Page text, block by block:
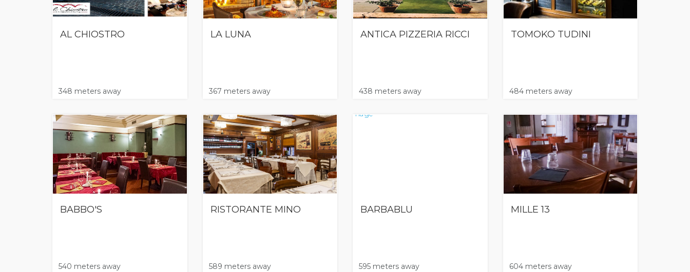
AL CHIOSTRO
348 meters away
LA LUNA
367 meters away
ANTICA PIZZERIA RICCI
438 meters away
TOMOKO TUDINI
484 meters away
BABBO'S
540 meters away
RISTORANTE MINO
589 meters away
BARBABLU
595 meters away
MILLE 13
604 meters away